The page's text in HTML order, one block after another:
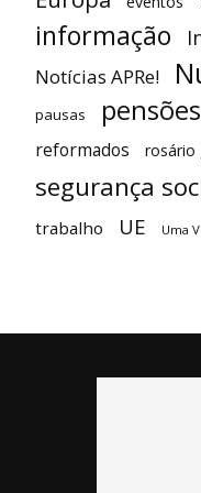
informação
Notícias APRe!
pausas pensões
reformados rosário
segurança
trabalho UE Uma